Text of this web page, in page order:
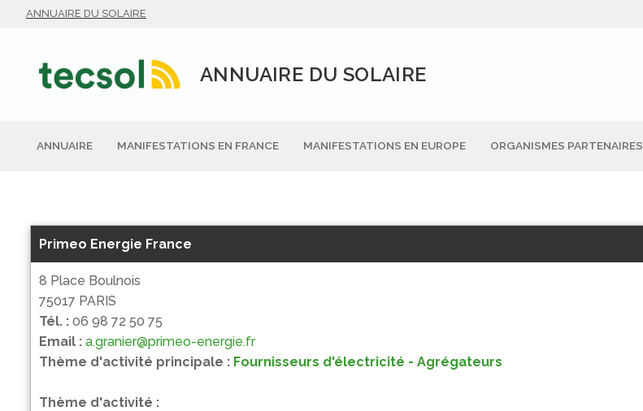
ANNUAIRE DU SOLAIRE
ANNUAIRE DU SOLAIRE
ANNUAIRE MANIFESTATIONS EN FRANCE MANIFESTATIONS EN EUROPE ORGANISMES PARTENAIRES
Primeo Energie France
8 Place Boulnois
75017 PARIS
Tél. : 06 98 72 50 75
Email : a.granier@primeo-energie.fr
Thème d'activité principale : Fournisseurs d'électricité - Agrégateurs
Thème d'activité :